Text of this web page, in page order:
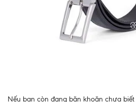
Nếu bạn còn đang băn khoăn chưa